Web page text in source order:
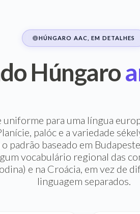
HÚNGARO AAC, EM DETALHES
Húngaro
para uma língua
palóc e a variedade
padrão baseado em
vocabulário regional das
e na Croácia, em vez de
linguagem separados.